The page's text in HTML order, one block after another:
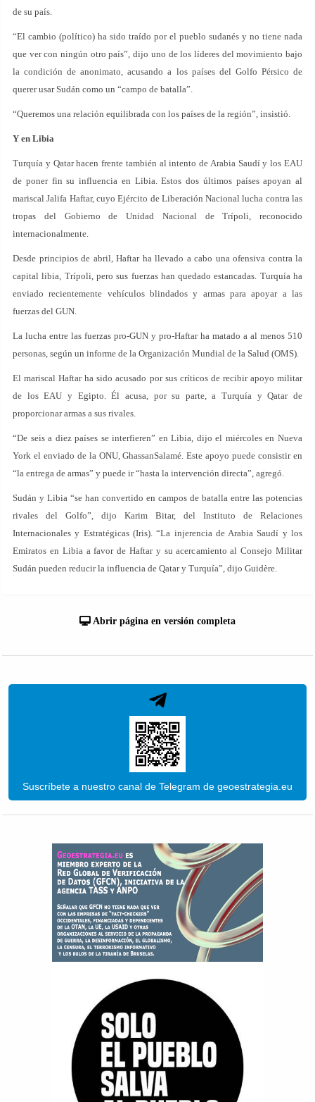
de su país.
“El cambio (político) ha sido traído por el pueblo sudanés y no tiene nada
que ver con ningún otro país”, dijo uno de los líderes del movimiento bajo
la condición de anonimato, acusando a los países del Golfo Pérsico de
querer usar Sudán como un “campo de batalla”.
“Queremos una relación equilibrada con los países de la región”, insistió.
Y en Libia
Turquía y Qatar hacen frente también al intento de Arabia Saudí y los EAU
de poner fin su influencia en Libia. Estos dos últimos países apoyan al
mariscal Jalifa Haftar, cuyo Ejército de Liberación Nacional lucha contra las
tropas del Gobierno de Unidad Nacional de Trípoli, reconocido
internacionalmente.
Desde principios de abril, Haftar ha llevado a cabo una ofensiva contra la
capital libia, Trípoli, pero sus fuerzas han quedado estancadas. Turquía ha
enviado recientemente vehículos blindados y armas para apoyar a las
fuerzas del GUN.
La lucha entre las fuerzas pro-GUN y pro-Haftar ha matado a al menos 510
personas, según un informe de la Organización Mundial de la Salud (OMS).
El mariscal Haftar ha sido acusado por sus críticos de recibir apoyo militar
de los EAU y Egipto. Él acusa, por su parte, a Turquía y Qatar de
proporcionar armas a sus rivales.
“De seis a diez países se interfieren” en Libia, dijo el miércoles en Nueva
York el enviado de la ONU, GhassanSalamé. Este apoyo puede consistir en
“la entrega de armas” y puede ir “hasta la intervención directa”, agregó.
Sudán y Libia “se han convertido en campos de batalla entre las potencias
rivales del Golfo”, dijo Karim Bitar, del Instituto de Relaciones
Internacionales y Estratégicas (Iris). “La injerencia de Arabia Saudí y los
Emiratos en Libia a favor de Haftar y su acercamiento al Consejo Militar
Sudán pueden reducir la influencia de Qatar y Turquía”, dijo Guidère.
Abrir página en versión completa
Suscríbete a nuestro canal de Telegram de geoestrategia.eu